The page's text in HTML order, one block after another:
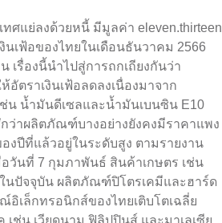
ศแย่ลงด้วยหนี้ มีมูลค่า eleven.thirteen
นเฟ้อของไทยในเดือนธันวาคม 2566
เรื่องนี้นำไปสู่การถกเถียงกันว่า
ตราเงินเฟ้อลดลงเนื่องมาจาก
น น้ำมันดีเซลและน้ำมันเบนซิน E10
ว่าผลิตภัณฑ์บางอย่างยังคงมีราคาแพง
งปีที่แล้วอยู่ในระดับสูง ตามรายงาน
วันที่ 7 กุมภาพันธ์ สินค้าเกษตร เช่น
ในปัจจุบัน ผลิตภัณฑ์ปิโตรเคมีและฮาร์ด
เล็กทรอนิกส์ของไทยเติบโตเฉลี่ย
ช่น เวียดนาม ฟิลิปปินส์ และมาเลเซีย